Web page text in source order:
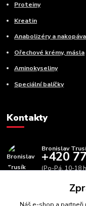
Proteiny
Kreatin
Anabolizéry a
Ořechové krémy, másla
Aminokyseliny
Speciální balíčky
Kontakty
Bronislav
+420
(Po-Pá, 10-18
info@bbfitness.cz
Náš e-shop a partneři